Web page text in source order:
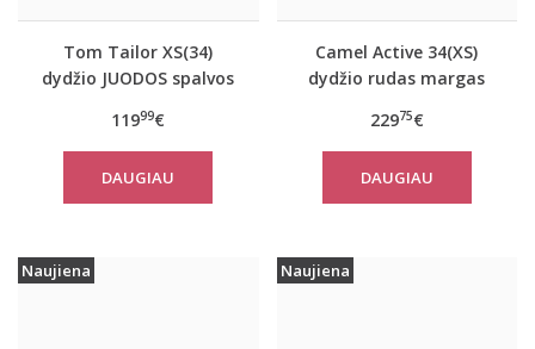
Tom Tailor XS(34)
dydžio JUODOS spalvos
paltas Tom Tailor
29999
11999€
DAUGIAU
Camel Active 34(XS)
dydžio rudas margas
paltas 310050 6F32
22975€
DAUGIAU
Naujiena Naujiena